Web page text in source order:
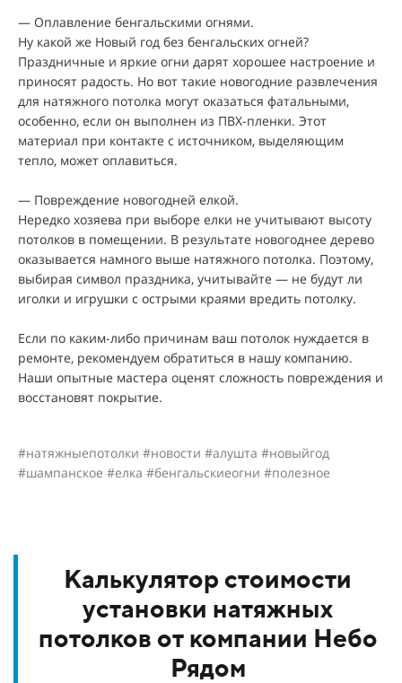
— Оплавление бенгальскими огнями.
Ну какой же Новый год без бенгальских огней?
Праздничные и яркие огни дарят хорошее настроение и
приносят радость. Но вот такие новогодние развлечения
для натяжного потолка могут оказаться фатальными,
особенно, если он выполнен из ПВХ-пленки. Этот
материал при контакте с источником, выделяющим
тепло, может оплавиться.
— Повреждение новогодней елкой.
Нередко хозяева при выборе елки не учитывают высоту
потолков в помещении. В результате новогоднее дерево
оказывается намного выше натяжного потолка. Поэтому,
выбирая символ праздника, учитывайте — не будут ли
иголки и игрушки с острыми краями вредить потолку.
Если по каким-либо причинам ваш потолок нуждается в
ремонте, рекомендуем обратиться в нашу компанию.
Наши опытные мастера оценят сложность повреждения и
восстановят покрытие.
#натяжныепотолки #новости #алушта #новыйгод
#шампанское #елка #бенгальскиеогни #полезное
Калькулятор стоимости
установки натяжных
потолков от компании Небо
Рядом